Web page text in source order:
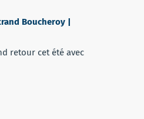
Boucheroy |
retour cet été avec